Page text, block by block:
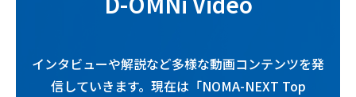
インタビューや解説など多様な動画コンテンツを発
信していきます。現在は「NOMA-NEXT Top